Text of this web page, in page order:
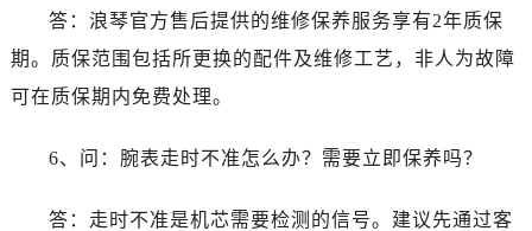
答：浪琴官方售后提供的维修保养服务享有2年质保
期。质保范围包括所更换的配件及维修工艺，非人为故障
可在质保期内免费处理。
6、问：腕表走时不准怎么办？需要立即保养吗？
答：走时不准是机芯需要检测的信号。建议先通过客